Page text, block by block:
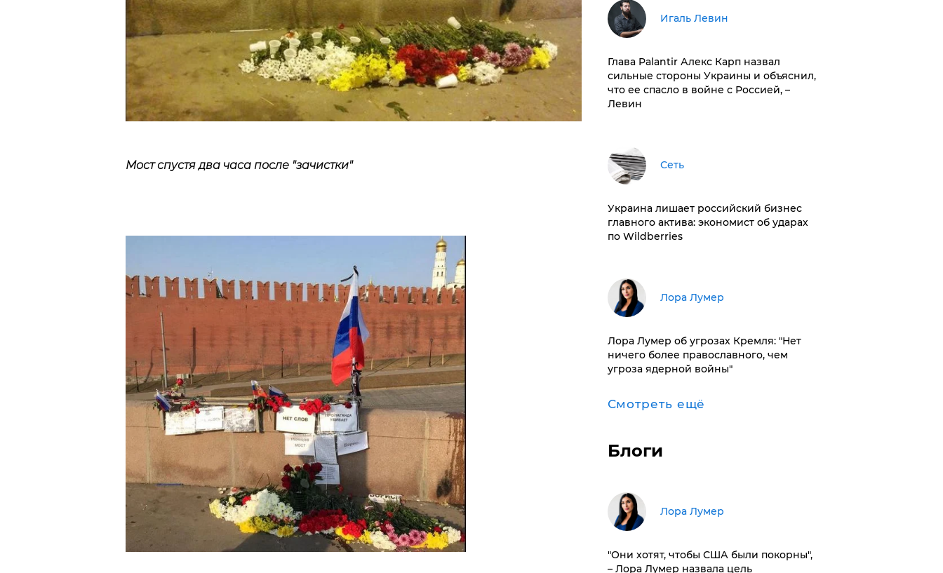
Мост спустя два часа после "зачистки"
Игаль Левин
Глава Palantir Алекс Карп назвал
сильные стороны Украины и объяснил,
что ее спасло в войне с Россией, –
Левин
Сеть
​Украина лишает российский бизнес
главного актива: экономист об ударах
по Wildberries
​Лора Лумер
Лора Лумер об угрозах Кремля: "Нет
ничего более православного, чем
угроза ядерной войны"
Смотреть ещё
Блоги
​Лора Лумер
"Они хотят, чтобы США были покорны",
– Лора Лумер назвала цель